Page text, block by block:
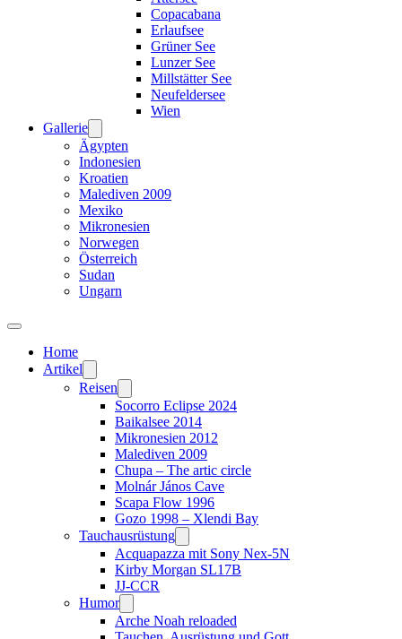
Copacabana
Erlaufsee
Grüner See
Lunzer See
Millstätter See
Neufeldersee
Wien
Gallerie
Ägypten
Indonesien
Kroatien
Malediven 2009
Mexiko
Mikronesien
Norwegen
Österreich
Sudan
Ungarn
Home
Artikel
Reisen
Socorro Eclipse 2024
Baikalsee 2014
Mikronesien 2012
Malediven 2009
Chupa – The artic circle
Molnár János Cave
Scapa Flow 1996
Gozo 1998 – Xlendi Bay
Tauchausrüstung
Acquapazza mit Sony Nex-5N
Kirby Morgan SL17B
JJ-CCR
Humor
Arche Noah reloaded